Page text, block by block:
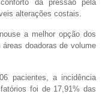
da pressão pela
alterações costais.
a melhor opção dos
doadoras de volume
pacientes, a incidência
foi de 17,91% das